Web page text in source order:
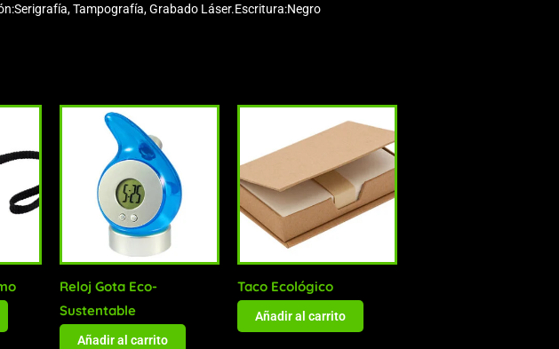
Tampografía, Grabado Láser.Escritura:Negro
Reloj Gota Eco-
Sustentable
Añadir al carrito
Taco Ecológico
Añadir al carrito